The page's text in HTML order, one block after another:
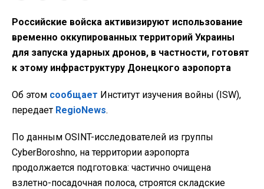
Российские войска активизируют использование
временно оккупированных территорий Украины
для запуска ударных дронов, в частности, готовят
к этому инфраструктуру Донецкого аэропорта
Об этом сообщает Институт изучения войны (ISW),
передает RegioNews.
По данным OSINT-исследователей из группы
CyberBoroshno, на территории аэропорта
продолжается подготовка: частично очищена
взлетно-посадочная полоса, строятся складские